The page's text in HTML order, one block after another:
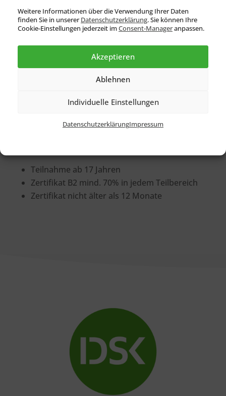
Weitere Informationen über die Verwendung Ihrer Daten
finden Sie in unsererDatenschutz­erklärung. Sie können Ihre
Cookie-Einstellungen jederzeit imConsent-Manageranpassen.
Akzeptieren
Ablehnen
Individuelle Einstellungen
DatenschutzerklärungImpressum
interkulturellen Austausch in Kleingruppen
an.
TestDaF-Prüfung erfolgreich ablegen zu
So meldest du dich an:
Termine & Anfragekannst du für einen
Teilnahme ab 17 Jahren
Zertifikat B2 mind. 70% in jedem Teilbereich
Zertifikat nicht älter als 12 Monate